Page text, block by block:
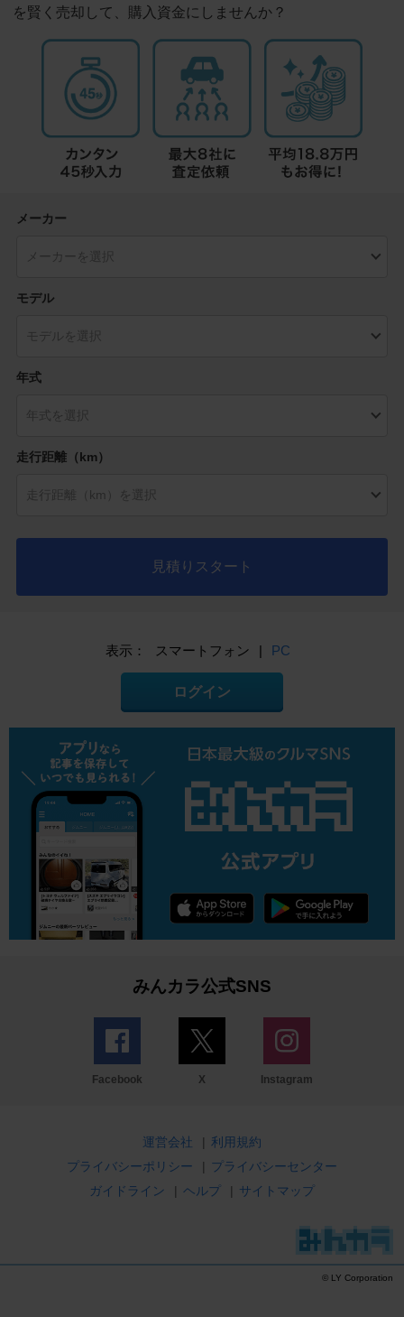
を賢く売却して、購入資金にしませんか？
メーカー
モデル
年式
走行距離（km）
見積りスタート
表示： スマートフォン | PC
ログイン
みんカラ公式SNS
Facebook X Instagram
運営会社 | 利用規約
プライバシーポリシー
| プライバシーセンター
ガイドライン
| ヘルプ | サイトマップ
© LY Corporation